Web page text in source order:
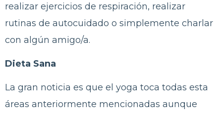
realizar ejercicios de respiración, realizar
rutinas de autocuidado o simplemente charlar
con algún amigo/a.
Dieta Sana
La gran noticia es que el yoga toca todas esta
áreas anteriormente mencionadas aunque